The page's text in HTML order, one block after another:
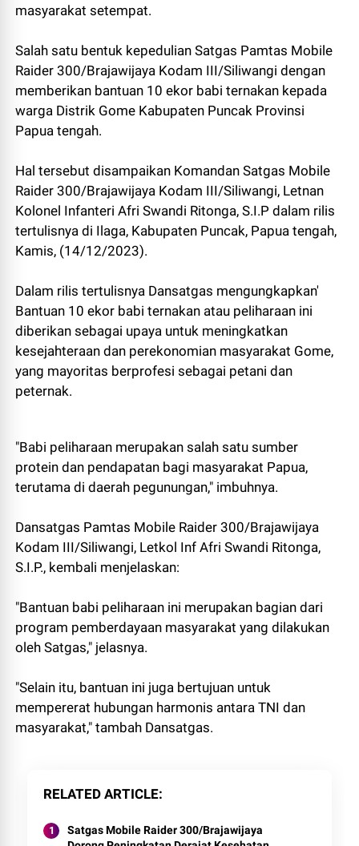
masyarakat setempat.
Salah satu bentuk kepedulian Satgas Pamtas Mobile
Raider 300/Brajawijaya Kodam III/Siliwangi dengan
memberikan bantuan 10 ekor babi ternakan kepada
warga Distrik Gome Kabupaten Puncak Provinsi
Papua tengah.
Hal tersebut disampaikan Komandan Satgas Mobile
Raider 300/Brajawijaya Kodam III/Siliwangi, Letnan
Kolonel Infanteri Afri Swandi Ritonga, S.I.P dalam rilis
tertulisnya di Ilaga, Kabupaten Puncak, Papua tengah,
Kamis, (14/12/2023).
Dalam rilis tertulisnya Dansatgas mengungkapkan'
Bantuan 10 ekor babi ternakan atau peliharaan ini
diberikan sebagai upaya untuk meningkatkan
kesejahteraan dan perekonomian masyarakat Gome,
yang mayoritas berprofesi sebagai petani dan
peternak.
"Babi peliharaan merupakan salah satu sumber
protein dan pendapatan bagi masyarakat Papua,
terutama di daerah pegunungan," imbuhnya.
Dansatgas Pamtas Mobile Raider 300/Brajawijaya
Kodam III/Siliwangi, Letkol Inf Afri Swandi Ritonga,
S.I.P., kembali menjelaskan:
"Bantuan babi peliharaan ini merupakan bagian dari
program pemberdayaan masyarakat yang dilakukan
oleh Satgas," jelasnya.
"Selain itu, bantuan ini juga bertujuan untuk
mempererat hubungan harmonis antara TNI dan
masyarakat," tambah Dansatgas.
RELATED ARTICLE
Satgas Mobile Raider 300/Brajawijaya